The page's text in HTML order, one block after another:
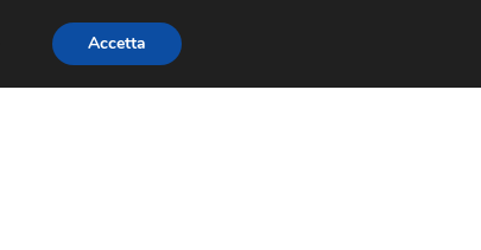
TRAILER GIOCHI
Accetta